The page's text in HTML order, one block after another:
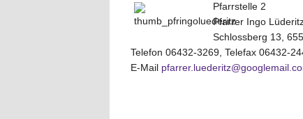
Pfarrstelle 2
Pfarrer Ingo
Schlossberg 13,
Telefon 06432-3269, Telefax 06432-
E-Mail